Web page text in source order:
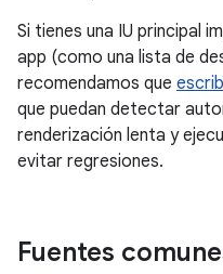
Si tienes una IU principal
app (como una lista de
recomendamos que
que puedan detectar
renderización lenta y
evitar regresiones.
Fuentes